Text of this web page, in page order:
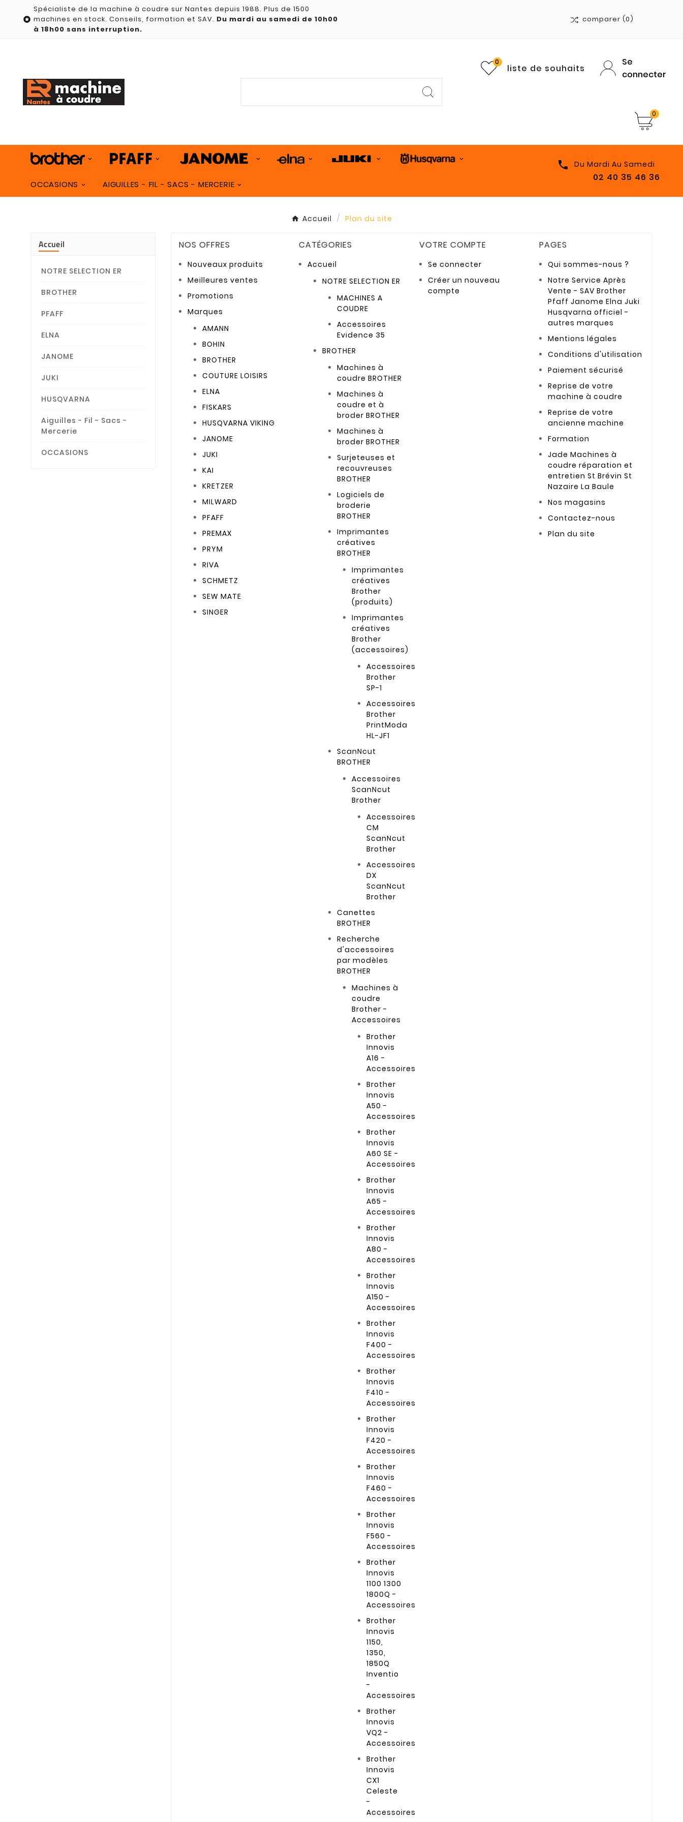

Spécialiste de la machine à coudre sur Nantes depuis 1988. Plus de 1500
machines en stock. Conseils, formation et SAV. Du mardi au samedi de 10h00
à 18h00 sans interruption.
comparer (0)
liste de souhaits
0
Se
connecter
0
OCCASIONS AIGUILLES - FIL - SACS - MERCERIE
 Du Mardi Au Samedi
02 40 35 46 36
Accueil Plan du site
Accueil
NOTRE SELECTION ER
BROTHER
PFAFF
ELNA
JANOME
JUKI
HUSQVARNA
Aiguilles - Fil - Sacs -
Mercerie
OCCASIONS
NOS OFFRES
Nouveaux produits
Meilleures ventes
Promotions
Marques
AMANN
BOHIN
BROTHER
COUTURE LOISIRS
ELNA
FISKARS
HUSQVARNA VIKING
JANOME
JUKI
KAI
KRETZER
MILWARD
PFAFF
PREMAX
PRYM
RIVA
SCHMETZ
SEW MATE
SINGER
CATÉGORIES
Accueil
NOTRE SELECTION ER
MACHINES A
COUDRE
Accessoires
Evidence 35
BROTHER
Machines à
coudre BROTHER
Machines à
coudre et à
broder BROTHER
Machines à
broder BROTHER
Surjeteuses et
recouvreuses
BROTHER
Logiciels de
broderie
BROTHER
Imprimantes
créatives
BROTHER
Imprimantes
créatives
Brother
(produits)
Imprimantes
créatives
Brother
(accessoires)
Accessoires
Brother
SP-1
Accessoires
Brother
PrintModa
HL-JF1
ScanNcut
BROTHER
Accessoires
ScanNcut
Brother
Accessoires
CM
ScanNcut
Brother
Accessoires
DX
ScanNcut
Brother
Canettes
BROTHER
Recherche
d'accessoires
par modèles
BROTHER
Machines à
coudre
Brother -
Accessoires
Brother
Innovis
A16 -
Accessoires
Brother
Innovis
A50 -
Accessoires
Brother
Innovis
A60 SE -
Accessoires
Brother
Innovis
A65 -
Accessoires
Brother
Innovis
A80 -
Accessoires
Brother
Innovis
A150 -
Accessoires
Brother
Innovis
F400 -
Accessoires
Brother
Innovis
F410 -
Accessoires
Brother
Innovis
F420 -
Accessoires
Brother
Innovis
F460 -
Accessoires
Brother
Innovis
F560 -
Accessoires
Brother
Innovis
1100 1300
1800Q -
Accessoires
Brother
Innovis
1150,
1350,
1850Q
Inventio
-
Accessoires
Brother
Innovis
VQ2 -
Accessoires
Brother
Innovis
CX1
Celeste
-
Accessoires
VOTRE COMPTE
Se connecter
Créer un nouveau
compte
PAGES
Qui sommes-nous ?
Notre Service Après
Vente - SAV Brother
Pfaff Janome Elna Juki
Husqvarna officiel -
autres marques
Mentions légales
Conditions d'utilisation
Paiement sécurisé
Reprise de votre
machine à coudre
Reprise de votre
ancienne machine
Formation
Jade Machines à
coudre réparation et
entretien St Brévin St
Nazaire La Baule
Nos magasins
Contactez-nous
Plan du site